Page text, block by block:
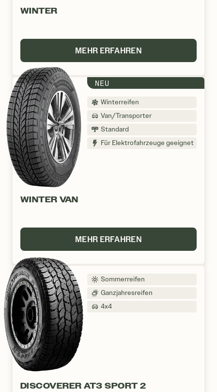
WINTER
MEHR ERFAHREN
NEU
Winterreifen
Van/Transporter
Standard
Für Elektrofahrzeuge geeignet
WINTER VAN
MEHR ERFAHREN
Sommerreifen
Ganzjahresreifen
4x4
DISCOVERER AT3 SPORT 2